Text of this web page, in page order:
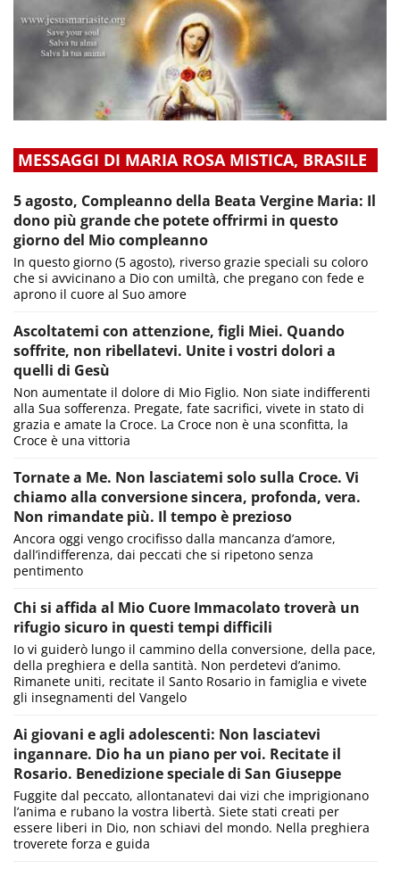
MESSAGGI DI MARIA ROSA MISTICA, BRASILE
5 agosto, Compleanno della Beata Vergine Maria: Il
dono più grande che potete offrirmi in questo
giorno del Mio compleanno
In questo giorno (5 agosto), riverso grazie speciali su coloro
che si avvicinano a Dio con umiltà, che pregano con fede e
aprono il cuore al Suo amore
Ascoltatemi con attenzione, figli Miei. Quando
soffrite, non ribellatevi. Unite i vostri dolori a
quelli di Gesù
Non aumentate il dolore di Mio Figlio. Non siate indifferenti
alla Sua sofferenza. Pregate, fate sacrifici, vivete in stato di
grazia e amate la Croce. La Croce non è una sconfitta, la
Croce è una vittoria
Tornate a Me. Non lasciatemi solo sulla Croce. Vi
chiamo alla conversione sincera, profonda, vera.
Non rimandate più. Il tempo è prezioso
Ancora oggi vengo crocifisso dalla mancanza d’amore,
dall’indifferenza, dai peccati che si ripetono senza
pentimento
Chi si affida al Mio Cuore Immacolato troverà un
rifugio sicuro in questi tempi difficili
Io vi guiderò lungo il cammino della conversione, della pace,
della preghiera e della santità. Non perdetevi d’animo.
Rimanete uniti, recitate il Santo Rosario in famiglia e vivete
gli insegnamenti del Vangelo
Ai giovani e agli adolescenti: Non lasciatevi
ingannare. Dio ha un piano per voi. Recitate il
Rosario. Benedizione speciale di San Giuseppe
Fuggite dal peccato, allontanatevi dai vizi che imprigionano
l’anima e rubano la vostra libertà. Siete stati creati per
essere liberi in Dio, non schiavi del mondo. Nella preghiera
troverete forza e guida